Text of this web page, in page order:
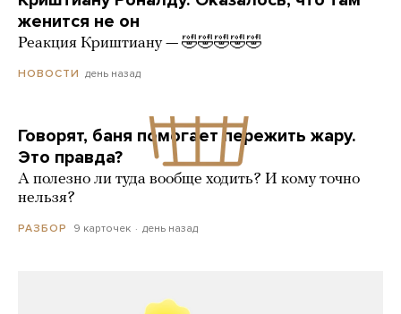
женится не он
Реакция Криштиану — 🤣🤣🤣🤣🤣
НОВОСТИ день назад
Говорят, баня помогает пережить жару.
Это правда?
А полезно ли туда вообще ходить? И кому точно
нельзя?
РАЗБОР 9 карточек день назад